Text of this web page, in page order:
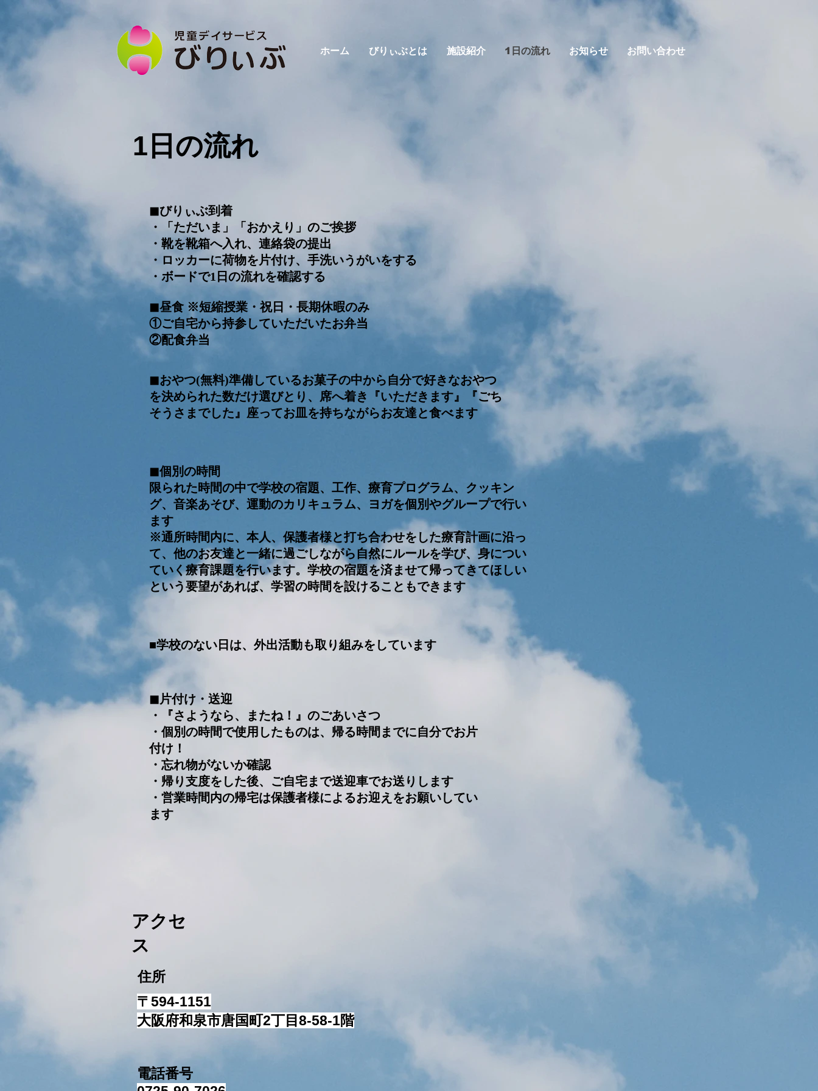
ホーム びりぃぶとは 施設紹介 1日の流れ お知らせ お問い合わせ
1日の流れ
◼︎びりぃぶ到着
・「ただいま」「おかえり」のご挨拶
・靴を靴箱へ入れ、連絡袋の提出
・ロッカーに荷物を片付け、手洗いうがいをする
・ボードで1日の流れを確認する
◼︎昼食 ※短縮授業・祝日・長期休暇のみ
①ご自宅から持参していただいたお弁当
​②配食弁当
◼︎おやつ(無料)準備しているお菓子の中から自分で好きなおやつ
を決められた数だけ選びとり、席へ着き『いただきます』『ごち
そうさまでした』座ってお皿を持ちながらお友達と食べます
◼︎個別の時間
限られた時間の中で学校の宿題、工作、療育プログラム、クッキン
グ、音楽あそび、運動のカリキュラム、ヨガを個別やグループで行い
ます
※通所時間内に、本人、保護者様と打ち合わせをした療育計画に沿っ
て、他のお友達と一緒に過ごしながら自然にルールを学び、身につい
ていく療育課題を行います。学校の宿題を済ませて帰ってきてほしい
という要望があれば、学習の時間を設けることもできます
■学校のない日は、外出活動も取り組みをしています
◼︎片付け・送迎
・『さようなら、またね！』のごあいさつ
・個別の時間で使用したものは、帰る時間までに自分でお片
付け！
​・忘れ物がないか確認
・帰り支度をした後、ご自宅まで送迎車でお送りします
​・営業時間内の帰宅は保護者様によるお迎えをお願いしてい
ます
アクセ
ス
住所
〒594-1151
​大阪府和泉市唐国町2丁目8-58-1階​
電話番号